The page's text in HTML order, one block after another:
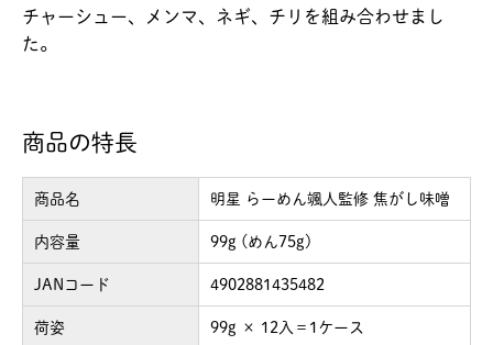
チャーシュー、メンマ、ネギ、チリを組み合わせまし
た。
商品の特長
商品名 明星 らーめん颯人監修 焦がし味噌
内容量 99g (めん75g)
JANコード 4902881435482
荷姿 99g × 12入＝1ケース